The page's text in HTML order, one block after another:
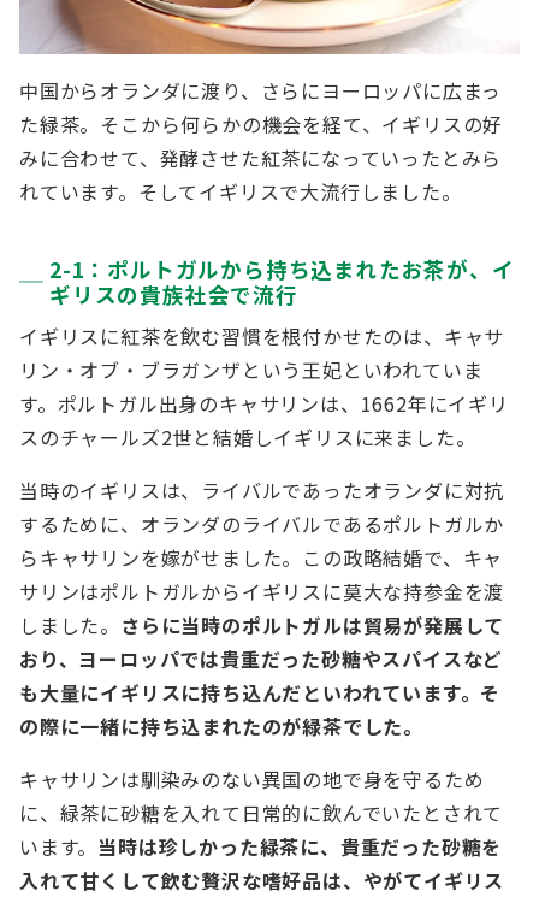
中国からオランダに渡り、さらにヨーロッパに広まっ
た緑茶。そこから何らかの機会を経て、イギリスの好
みに合わせて、発酵させた紅茶になっていったとみら
れています。そしてイギリスで大流行しました。
2-1：ポルトガルから持ち込まれたお茶が、イ
ギリスの貴族社会で流行
イギリスに紅茶を飲む習慣を根付かせたのは、キャサ
リン・オブ・ブラガンザという王妃といわれていま
す。ポルトガル出身のキャサリンは、1662年にイギリ
スのチャールズ2世と結婚しイギリスに来ました。
当時のイギリスは、ライバルであったオランダに対抗
するために、オランダのライバルであるポルトガルか
らキャサリンを嫁がせました。この政略結婚で、キャ
サリンはポルトガルからイギリスに莫大な持参金を渡
しました。 さらに当時のポルトガルは貿易が発展して
おり、ヨーロッパでは貴重だった砂糖やスパイスなど
も大量にイギリスに持ち込んだといわれています。そ
の際に一緒に持ち込まれたのが緑茶でした。
キャサリンは馴染みのない異国の地で身を守るため
に、緑茶に砂糖を入れて日常的に飲んでいたとされて
います。 当時は珍しかった緑茶に、貴重だった砂糖を
入れて甘くして飲む贅沢な嗜好品は、やがてイギリス